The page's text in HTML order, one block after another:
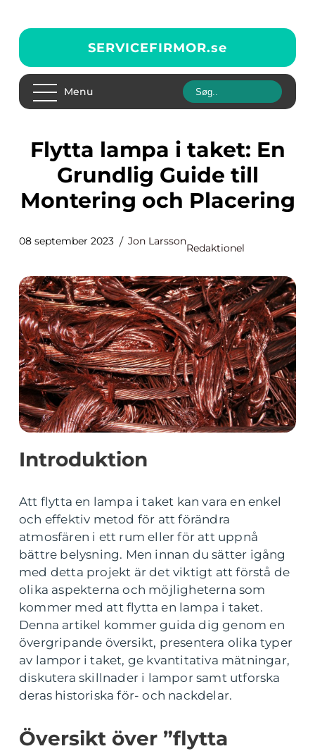
SERVICEFIRMOR.se
Menu
Flytta lampa i taket: En
Grundlig Guide till
Montering och Placering
08 september 2023 Jon Larsson
Redaktionel
Introduktion
Att flytta en lampa i taket kan vara en enkel
och effektiv metod för att förändra
atmosfären i ett rum eller för att uppnå
bättre belysning. Men innan du sätter igång
med detta projekt är det viktigt att förstå de
olika aspekterna och möjligheterna som
kommer med att flytta en lampa i taket.
Denna artikel kommer guida dig genom en
övergripande översikt, presentera olika typer
av lampor i taket, ge kvantitativa mätningar,
diskutera skillnader i lampor samt utforska
deras historiska för- och nackdelar.
Översikt över ”flytta